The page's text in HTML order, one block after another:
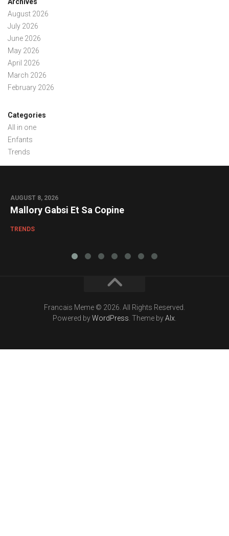
August 2026
July 2026
June 2026
May 2026
April 2026
March 2026
February 2026
Categories
All in one
Enfants
Trends
AUGUST 8, 2026
Mallory Gabsi Et Sa Copine
TRENDS
Francais Meme © 2026. All Rights Reserved.
Powered byWordPress . Theme byAlx